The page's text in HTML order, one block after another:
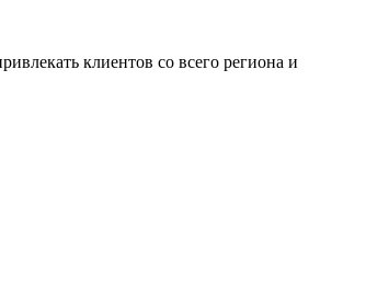
клиентов со всего региона и